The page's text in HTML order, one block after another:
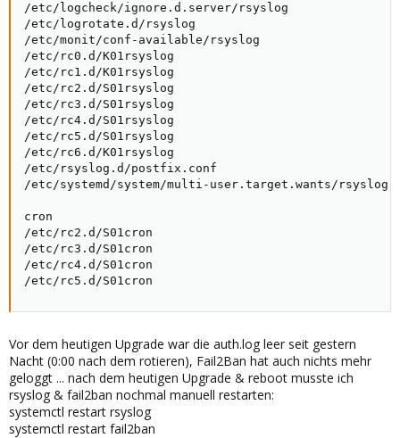
/etc/logcheck/ignore.d.server/rsyslog
/etc/logrotate.d/rsyslog
/etc/monit/conf-available/rsyslog
/etc/rc0.d/K01rsyslog
/etc/rc1.d/K01rsyslog
/etc/rc2.d/S01rsyslog
/etc/rc3.d/S01rsyslog
/etc/rc4.d/S01rsyslog
/etc/rc5.d/S01rsyslog
/etc/rc6.d/K01rsyslog
/etc/rsyslog.d/postfix.conf
/etc/systemd/system/multi-user.target.wants/
cron
/etc/rc2.d/S01cron
/etc/rc3.d/S01cron
/etc/rc4.d/S01cron
/etc/rc5.d/S01cron
Vor dem heutigen Upgrade war die auth.log leer seit gestern
Nacht (0:00 nach dem rotieren), Fail2Ban hat auch nichts mehr
geloggt ... nach dem heutigen Upgrade & reboot musste ich
rsyslog & fail2ban nochmal manuell restarten:
systemctl restart rsyslog
systemctl restart fail2ban